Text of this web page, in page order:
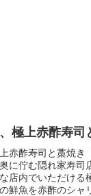
極上赤酢寿司
赤酢寿司と藁焼き
に佇む隠れ家寿司
店内でいただける
鮮魚を赤酢のシャ